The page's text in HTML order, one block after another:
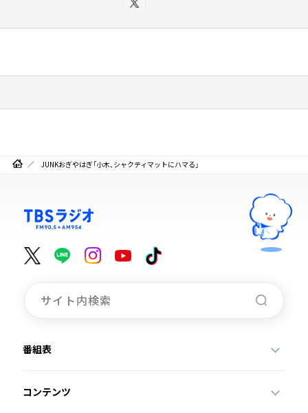
JUNKおぎやはぎ「小木、シャクティマットにハマる」
番組表
コンテンツ